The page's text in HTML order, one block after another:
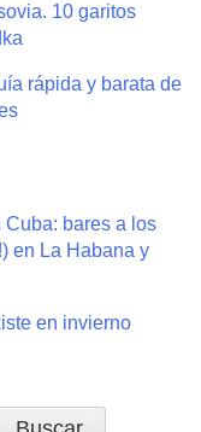
10 garitos
rápida y barata de
bares a los
en La Habana y
en invierno